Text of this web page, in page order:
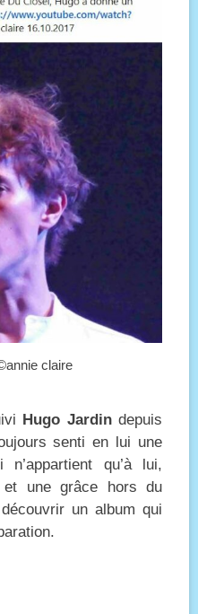
claire
Hugo Jardindepuis
senti en lui une
qu’à lui,
et une grâce hors du
un album qui